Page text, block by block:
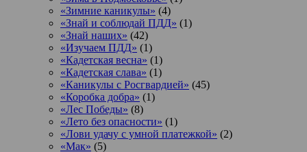
«Зимние каникулы» (4)
«Знай и соблюдай ПДД» (1)
«Знай наших» (42)
«Изучаем ПДД» (1)
«Кадетская весна» (1)
«Кадетская слава» (1)
«Каникулы с Росгвардией» (45)
«Коробка добра» (1)
«Лес Победы» (8)
«Лето без опасности» (1)
«Лови удачу с умной платежкой» (2)
«Мак» (5)